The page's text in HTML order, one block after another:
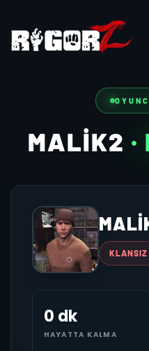
MALIK2
KLANSIZ
0 dk
HAYATTA KALMA